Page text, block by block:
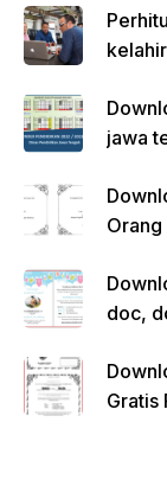
jawa
doc,
Gratis